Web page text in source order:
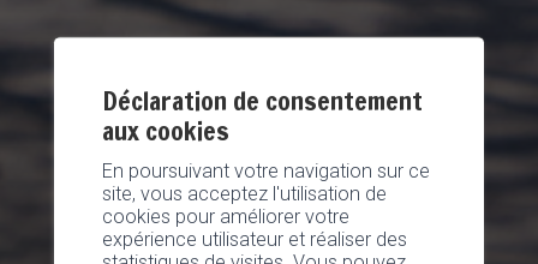
Déclaration de consentement
aux cookies
En poursuivant votre navigation sur ce
site, vous acceptez l'utilisation de
cookies pour améliorer votre
expérience utilisateur et réaliser des